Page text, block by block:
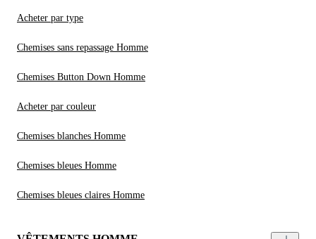
Acheter par type
Chemises sans repassage Homme
Chemises Button Down Homme
Acheter par couleur
Chemises blanches Homme
Chemises bleues Homme
Chemises bleues claires Homme